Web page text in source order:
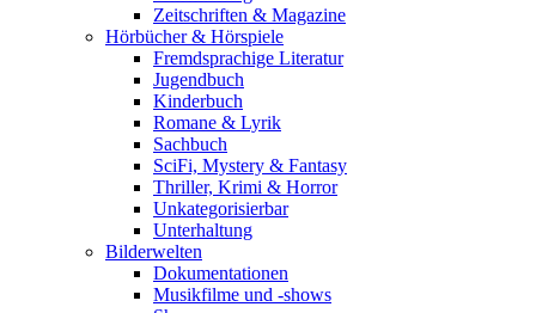
Zeitschriften & Magazine
Hörbücher & Hörspiele
Fremdsprachige Literatur
Jugendbuch
Kinderbuch
Romane & Lyrik
Sachbuch
SciFi, Mystery & Fantasy
Thriller, Krimi & Horror
Unkategorisierbar
Unterhaltung
Bilderwelten
Dokumentationen
Musikfilme und -shows